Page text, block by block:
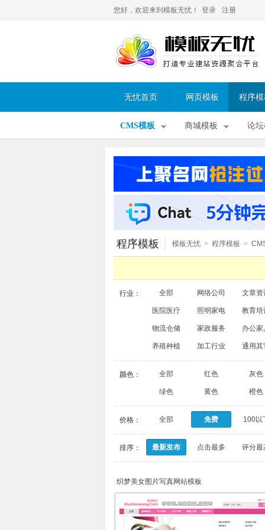
您好，欢迎来到模板无忧！ 登录 注册
无忧首页 网页模板 程序模
CMS模板 商城模板 论
程序模板 模板无忧 > 程序模板 >
行业： 全部 网络公司 文章资
医院医疗 照明家电 教育培
物流仓储 家政服务 办公家
养殖种植 加工行业 通用其
颜色： 全部 红色 灰色
绿色 黄色 橙色
价格： 全部 免费 100以
排序： 最新发布 点击最多 评分最
织梦美女图片写真网站模板